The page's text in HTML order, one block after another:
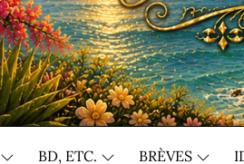
BD, ETC. BRÈVES